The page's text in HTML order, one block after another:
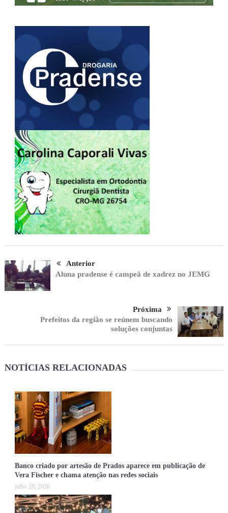
Anterior
Aluna pradense é campeã de xadrez no JEMG
Próxima
Prefeitos da região se reúnem buscando
soluções conjuntas
NOTÍCIAS RELACIONADAS
Banco criado por artesão de Prados aparece em publicação de
Vera Fischer e chama atenção nas redes sociais
julho 28, 2026